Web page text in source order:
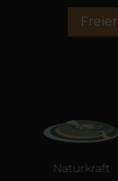
Naturkraft